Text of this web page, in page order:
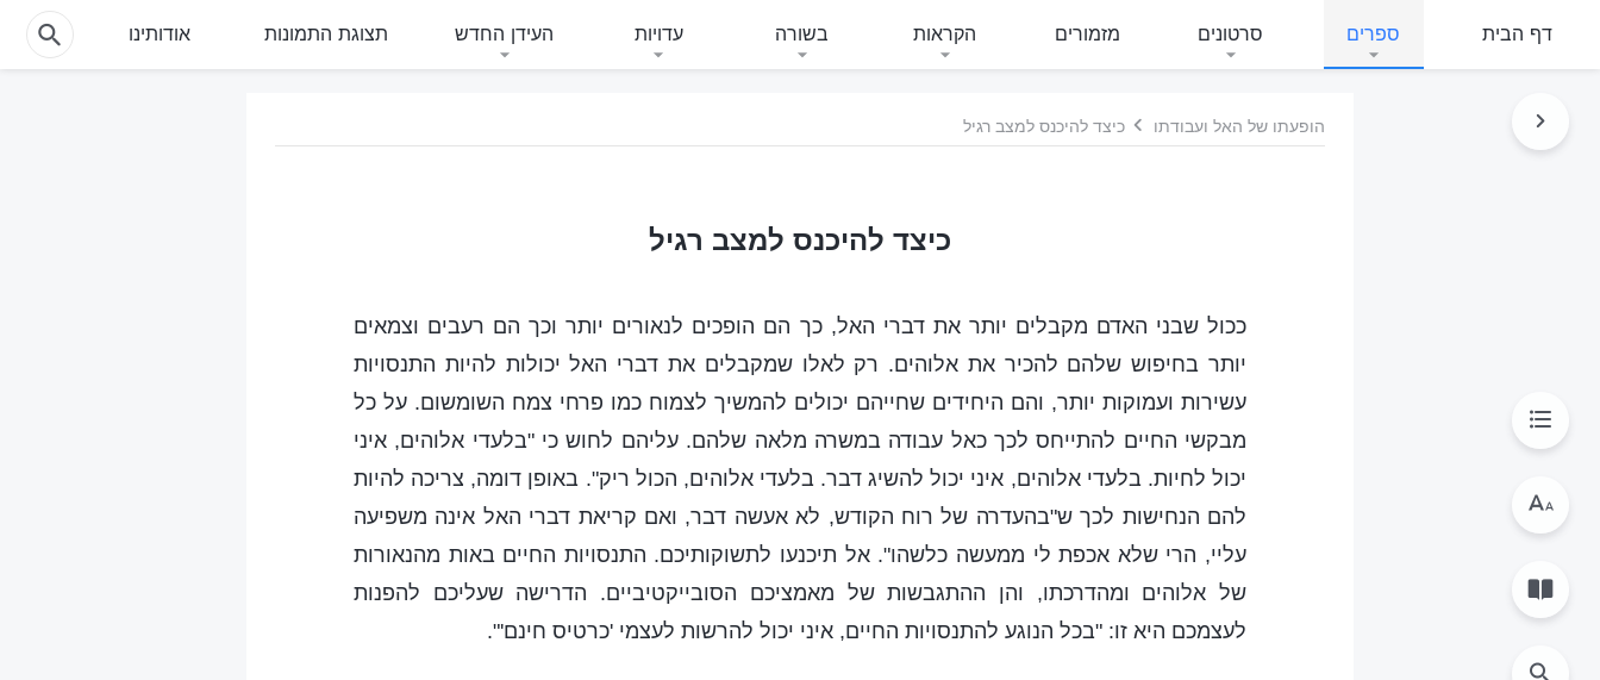
דף הבית ספרים סרטונים מזמורים הקראות בשורה עדויות העידן החדש תצוגת התמונות אודותינו
הופעתו של האל ועבודתו כיצד להיכנס למצב רגיל
כיצד להיכנס למצב רגיל
ככול שבני האדם מקבלים יותר את דברי האל, כך הם הופכים לנאורים יותר וכך הם רעבים וצמאים
יותר בחיפוש שלהם להכיר את אלוהים. רק לאלו שמקבלים את דברי האל יכולות להיות התנסויות
עשירות ועמוקות יותר, והם היחידים שחייהם יכולים להמשיך לצמוח כמו פרחי צמח השומשום. על כל
מבקשי החיים להתייחס לכך כאל עבודה במשרה מלאה שלהם. עליהם לחוש כי "בלעדי אלוהים, איני
יכול לחיות. בלעדי אלוהים, איני יכול להשיג דבר. בלעדי אלוהים, הכול ריק". באופן דומה, צריכה להיות
להם הנחישות לכך ש"בהעדרה של רוח הקודש, לא אעשה דבר, ואם קריאת דברי האל אינה משפיעה
עליי, הרי שלא אכפת לי ממעשה כלשהו". אל תיכנעו לתשוקותיכם. התנסויות החיים באות מהנאורות
של אלוהים ומהדרכתו, והן ההתגבשות של מאמציכם הסובייקטיביים. הדרישה שעליכם להפנות
לעצמכם היא זו: "בכל הנוגע להתנסויות החיים, איני יכול להרשות לעצמי 'כרטיס חינם'".